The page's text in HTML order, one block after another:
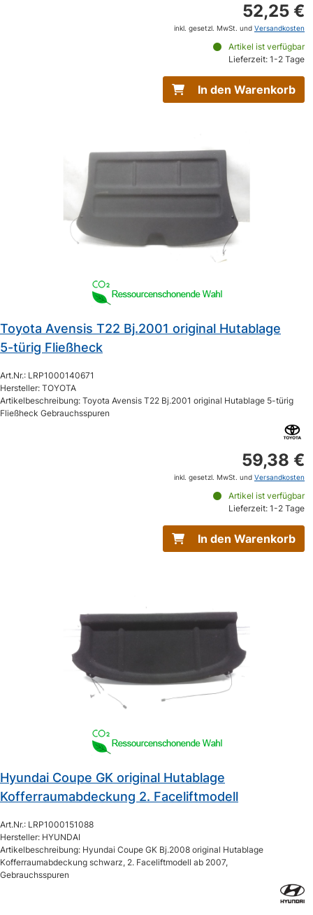
52,25 €
inkl. gesetzl. MwSt. und Versandkosten
Artikel ist verfügbar
Lieferzeit: 1-2 Tage
In den Warenkorb
Toyota Avensis T22 Bj.2001 original Hutablage
5-türig Fließheck
Art.Nr.: LRP1000140671
Hersteller: TOYOTA
Artikelbeschreibung: Toyota Avensis T22 Bj.2001 original Hutablage 5-türig
Fließheck Gebrauchsspuren
59,38 €
inkl. gesetzl. MwSt. und Versandkosten
Artikel ist verfügbar
Lieferzeit: 1-2 Tage
In den Warenkorb
Hyundai Coupe GK original Hutablage
Kofferraumabdeckung 2. Faceliftmodell
Art.Nr.: LRP1000151088
Hersteller: HYUNDAI
Artikelbeschreibung: Hyundai Coupe GK Bj.2008 original Hutablage
Kofferraumabdeckung schwarz, 2. Faceliftmodell ab 2007,
Gebrauchsspuren